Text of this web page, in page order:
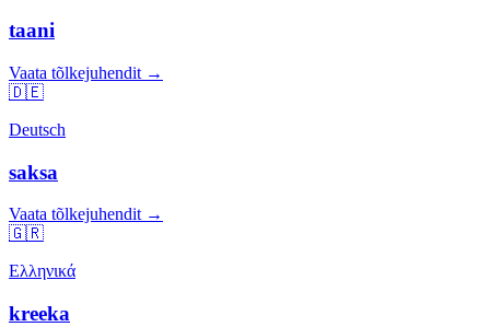
taani
Vaata tõlkejuhendit →
🇩🇪
Deutsch
saksa
Vaata tõlkejuhendit →
🇬🇷
Ελληνικά
kreeka